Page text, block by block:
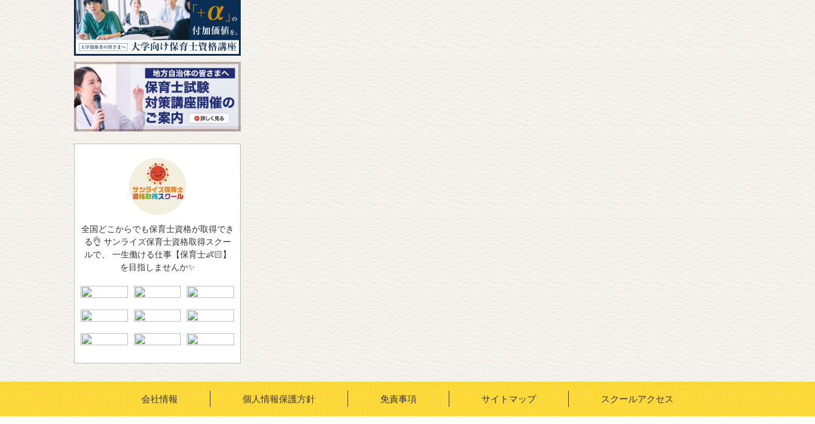
全国どこからでも保育士資格が取得でき
る👌 サンライズ保育士資格取得スクー
ルで、 一生働ける仕事【保育士👶🏻】
を目指しませんか✨
会社情報 個人情報保護方針 免責事項 サイトマップ スクールアクセス